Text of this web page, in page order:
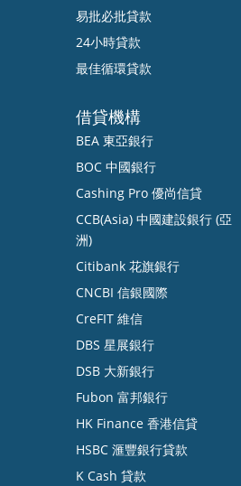
易批必批貸款
24小時貸款
最佳循環貸款
借貸機構
BEA 東亞銀行
BOC 中國銀行
Cashing Pro 優尚信貸
CCB(Asia) 中國建設銀行 (亞
洲)
Citibank 花旗銀行
CNCBI 信銀國際
CreFIT 維信
DBS 星展銀行
DSB 大新銀行
Fubon 富邦銀行
HK Finance 香港信貸
HSBC 滙豐銀行貸款
K Cash 貸款